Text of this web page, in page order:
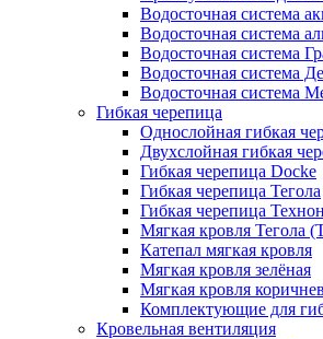
Водосточная система
Водосточная система
Водосточная система
Водосточная система
Водосточная система
Гибкая черепица
Однослойная гибкая
Двухслойная гибкая
Гибкая черепица Docke
Гибкая черепица Тегола
Гибкая черепица
Мягкая кровля Тегола
Катепал мягкая кровля
Мягкая кровля зелёная
Мягкая кровля
Комплектующие для
Кровельная вентиляция